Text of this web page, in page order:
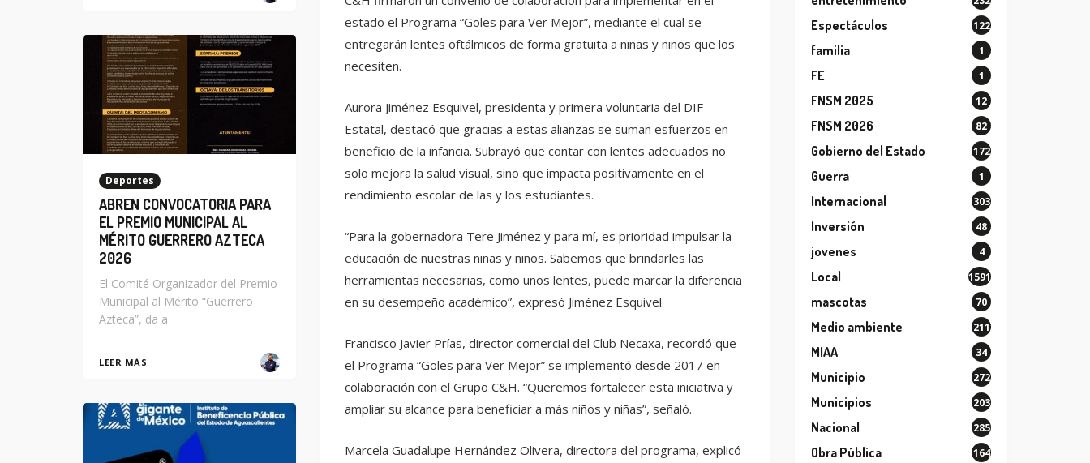
estado el Programa “Goles para Ver Mejor”, mediante el cual se
entregarán lentes oftálmicos de forma gratuita a niñas y niños que los
necesiten.
Aurora Jiménez Esquivel, presidenta y primera voluntaria del DIF
Estatal, destacó que gracias a estas alianzas se suman esfuerzos en
beneficio de la infancia. Subrayó que contar con lentes adecuados no
solo mejora la salud visual, sino que impacta positivamente en el
rendimiento escolar de las y los estudiantes.
“Para la gobernadora Tere Jiménez y para mí, es prioridad impulsar la
educación de nuestras niñas y niños. Sabemos que brindarles las
herramientas necesarias, como unos lentes, puede marcar la diferencia
en su desempeño académico”, expresó Jiménez Esquivel.
Francisco Javier Prías, director comercial del Club Necaxa, recordó que
el Programa “Goles para Ver Mejor” se implementó desde 2017 en
colaboración con el Grupo C&H. “Queremos fortalecer esta iniciativa y
ampliar su alcance para beneficiar a más niños y niñas”, señaló.
Marcela Guadalupe Hernández Olivera, directora del programa, explicó
Deportes
ABREN CONVOCATORIA PARA
EL PREMIO MUNICIPAL AL
MÉRITO GUERRERO AZTECA
2026
El Comité Organizador del Premio
Municipal al Mérito “Guerrero
Azteca”, da a
LEER MÁS
Espectáculos 122
familia 1
FE 1
FNSM 2025 12
FNSM 2026 82
Gobierno del Estado 172
Guerra 1
Internacional 303
Inversión 48
jovenes 4
Local 1591
mascotas 70
Medio ambiente 211
MIAA 34
Municipio 272
Municipios 203
Nacional 285
Obra Pública 164